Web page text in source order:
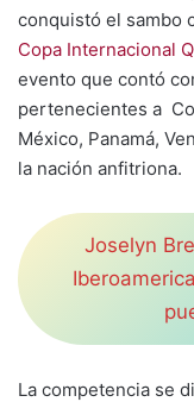
conquistó el sambo
Copa Internacional
evento que contó
pertenecientes a
México, Panamá,
la nación anfitriona.
Joselyn
La competencia se